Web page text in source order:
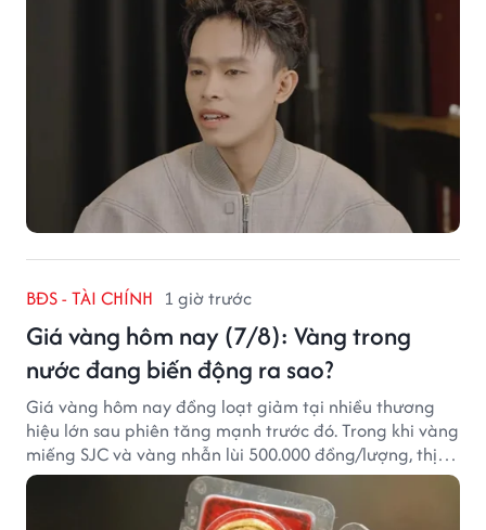
BĐS - TÀI CHÍNH 1 giờ trước
Giá vàng hôm nay (7/8): Vàng trong
nước đang biến động ra sao?
Giá vàng hôm nay đồng loạt giảm tại nhiều thương
hiệu lớn sau phiên tăng mạnh trước đó. Trong khi vàng
miếng SJC và vàng nhẫn lùi 500.000 đồng/lượng, thị
trường vẫn duy trì mặt bằng giá cao, với sự chênh
lệch đáng kể giữa các doanh nghiệp.